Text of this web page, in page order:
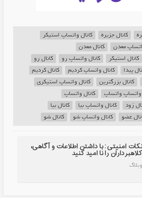
کانال جزیره
کانال واتساپ استیکر
معدن
کانال معدن
کانال استیکر کانال واتساپ رو
کانال رو
پیدا کانال واتساپ کردیم
کانال کردیم
کانال بزرگترین
کانال واتساپ استیکری
واتساپ واتساپ
کانال واتساپ
زود کانال واتساپ بیا
کانال بیا
عضو کانال واتساپ شو کانال شو
نکات امنیتی: با داشتن اطلاعات و آگاهی،
کلاهبرداران را نا امید کنید
وبلاگ